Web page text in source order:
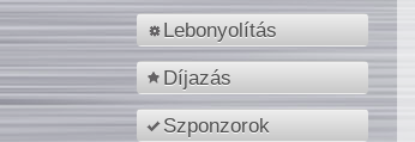
Lebonyolítás
Díjazás
Szponzorok